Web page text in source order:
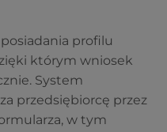
profilu
którym wniosek
System
przedsiębiorcę przez
w tym